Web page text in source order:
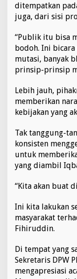
ditempatkan
juga, dari sisi
“Publik itu bisa
bodoh. Ini
mutasi, banyak
prinsip-prinsip
Lebih jauh,
memberikan
kebijakan yang
Tak tanggung-
konsisten
untuk
yang diambil
“Kita akan buat
Ini kita lakukan
masyarakat
Fihiruddin.
Di tempat yang
Sekretaris DPW
mengapresiasi